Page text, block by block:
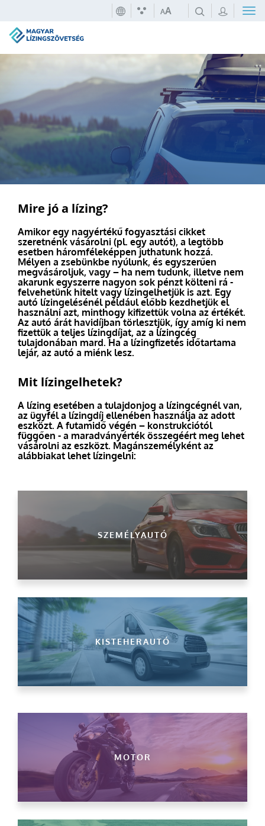
AA
Mire jó a lízing?
Amikor egy nagyértékű fogyasztási cikket
szeretnénk vásárolni (pl. egy autót), a legtöbb
esetben háromféleképpen juthatunk hozzá.
Mélyen a zsebünkbe nyúlunk, és egyszerűen
megvásároljuk, vagy – ha nem tudunk, illetve nem
akarunk egyszerre nagyon sok pénzt költeni rá -
felvehetünk hitelt vagy lízingelhetjük is azt. Egy
autó lízingelésénél például előbb kezdhetjük el
használni azt, minthogy kifizettük volna az értékét.
Az autó árát havidíjban törlesztjük, így amíg ki nem
fizettük a teljes lízingdíjat, az a lízingcég
tulajdonában mard. Ha a lízingfizetés időtartama
lejár, az autó a miénk lesz.
Mit lízingelhetek?
A lízing esetében a tulajdonjog a lízingcégnél van,
az ügyfél a lízingdíj ellenében használja az adott
eszközt. A futamidő végén – konstrukciótól
függően - a maradványérték összegéért meg lehet
vásárolni az eszközt. Magánszemélyként az
alábbiakat lehet lízingelni:
SZEMÉLYAUTÓ
KISTEHERAUTÓ
MOTOR